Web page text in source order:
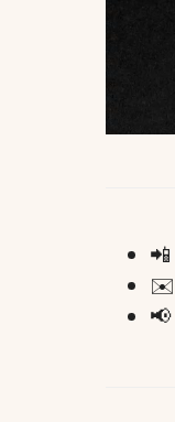
📲
✉️
📢